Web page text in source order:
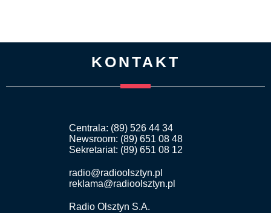
KONTAKT
Centrala: (89) 526 44 34
Newsroom: (89) 651 08 48
Sekretariat: (89) 651 08 12
radio@radioolsztyn.pl
reklama@radioolsztyn.pl
Radio Olsztyn S.A.